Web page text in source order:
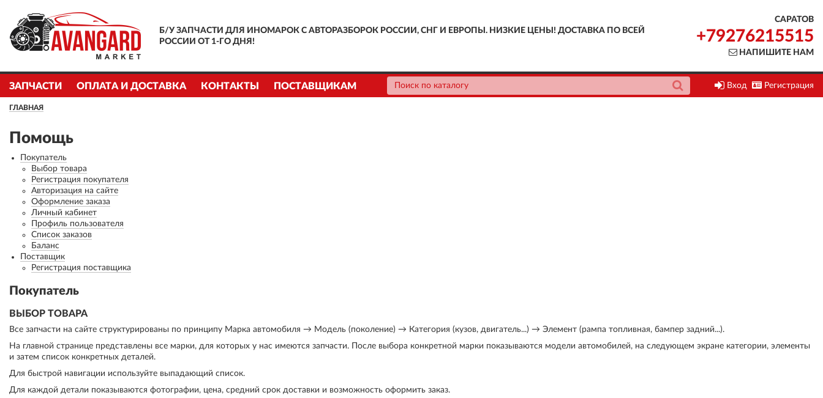
Б/У ЗАПЧАСТИ ДЛЯ ИНОМАРОК С АВТОРАЗБОРОК РОССИИ, СНГ И ЕВРОПЫ. НИЗКИЕ ЦЕНЫ! ДОСТАВКА ПО ВСЕЙ
РОССИИ ОТ 1-ГО ДНЯ!
САРАТОВ
+79276215515
НАПИШИТЕ НАМ
ЗАПЧАСТИ ОПЛАТА И ДОСТАВКА КОНТАКТЫ ПОСТАВЩИКАМ Вход Регистрация
ГЛАВНАЯ
Помощь
Покупатель
Выбор товара
Регистрация покупателя
Авторизация на сайте
Оформление заказа
Личный кабинет
Профиль пользователя
Список заказов
Баланс
Поставщик
Регистрация поставщика
Покупатель
ВЫБОР ТОВАРА
Все запчасти на сайте структурированы по принципу Марка автомобиля → Модель (поколение) → Категория (кузов, двигатель...) → Элемент (рампа топливная, бампер задний...).
На главной странице представлены все марки, для которых у нас имеются запчасти. После выбора конкретной марки показываются модели автомобилей, на следующем экране категории, элементы
и затем список конкретных деталей.
Для быстрой навигации используйте выпадающий список.
Для каждой детали показываются фотографии, цена, средний срок доставки и возможность оформить заказ.